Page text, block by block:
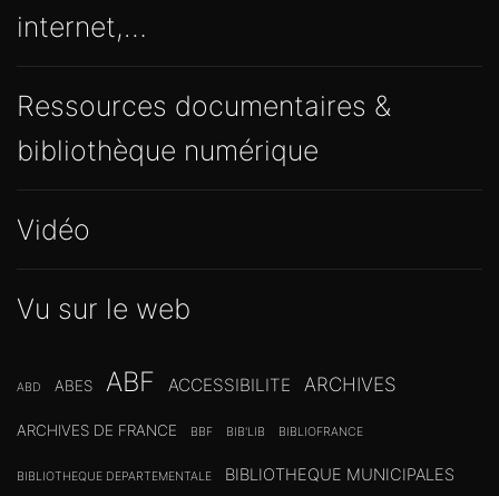
internet,…
Ressources documentaires &
bibliothèque numérique
Vidéo
Vu sur le web
ABD ABES ABF ACCESSIBILITE ARCHIVES
ARCHIVES DE FRANCE BBF BIB'LIB BIBLIOFRANCE
BIBLIOTHEQUE DEPARTEMENTALE BIBLIOTHEQUE MUNICIPALES